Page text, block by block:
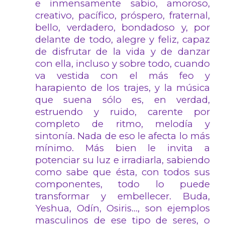
e inmensamente sabio, amoroso,
creativo, pacífico, próspero, fraternal,
bello, verdadero, bondadoso y, por
delante de todo, alegre y feliz, capaz
de disfrutar de la vida y de danzar
con ella, incluso y sobre todo, cuando
va vestida con el más feo y
harapiento de los trajes, y la música
que suena sólo es, en verdad,
estruendo y ruido, carente por
completo de ritmo, melodía y
sintonía. Nada de eso le afecta lo más
mínimo. Más bien le invita a
potenciar su luz e irradiarla, sabiendo
como sabe que ésta, con todos sus
componentes, todo lo puede
transformar y embellecer. Buda,
Yeshua, Odín, Osiris…, son ejemplos
masculinos de ese tipo de seres, o